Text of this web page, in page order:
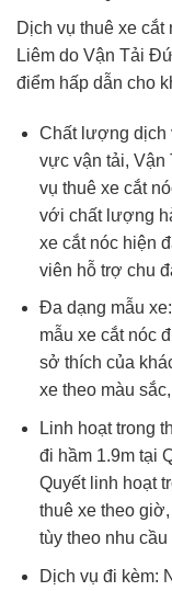
Dịch vụ thuê xe
Liêm do Vận Tải
điểm hấp dẫn cho
Chất lượng dịch
vực vận tải, Vận
vụ thuê xe cắt
với chất lượng
xe cắt nóc hiện
viên hỗ trợ chu
Đa dạng mẫu
mẫu xe cắt nóc
sở thích của
xe theo màu
Linh hoạt trong
đi hầm 1.9m tại
Quyết linh hoạt
thuê xe theo
tùy theo nhu
Dịch vụ đi kèm: